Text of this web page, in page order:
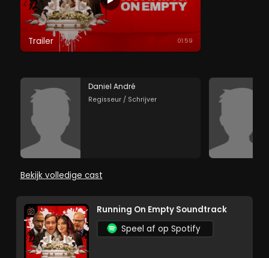
Trailer 01:59
Daniel André
Regisseur / Schrijver
Bekijk volledige cast
Running On Empty Soundtrack
Speel af op Spotify